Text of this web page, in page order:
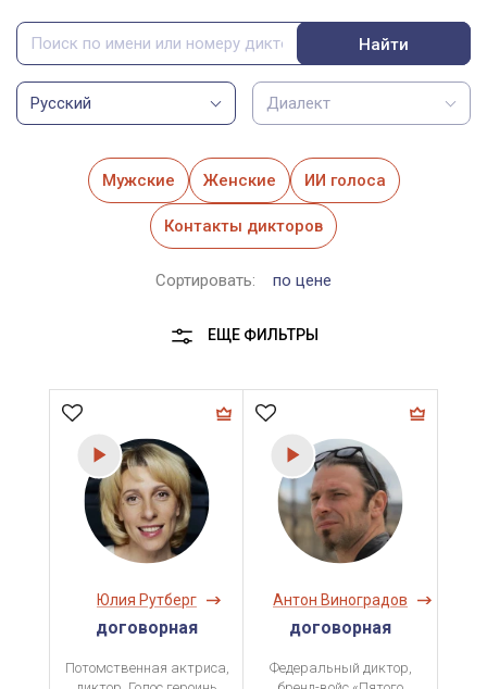
Найти
Русский Диалект
Мужские Женские ИИ голоса
Контакты дикторов
Сортировать: по цене
ЕЩЕ ФИЛЬТРЫ
Юлия Рутберг
договорная
Потомственная актриса,
Антон Виноградов
договорная
Федеральный диктор,